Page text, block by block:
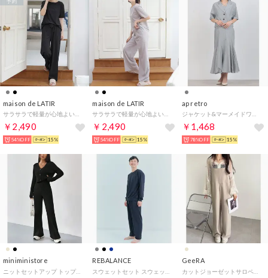
maison de LATIR
￥2,490
54%OFF 15%
maison de LATIR
￥2,490
54%OFF 15%
ap retro
￥1,468
78%OFF 15%
miniministore REBALANCE GeeRA
カットジョーゼットサロペット （ベージュ）